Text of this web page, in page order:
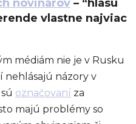
novinárov – “hlasu
vlastne najviac
médiám nie je v Rusku
nehlásajú názory v
označovaní za
majú problémy so